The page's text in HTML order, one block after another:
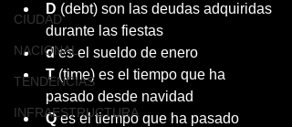
CIUDAD
NACIONAL
TENDENCIAS
INFRAESTRUCTURA
D (debt) son las deudas adquiridas
durante las fiestas
d es el sueldo de enero
T (time) es el tiempo que ha
pasado desde navidad
Q es el tiempo que ha pasado